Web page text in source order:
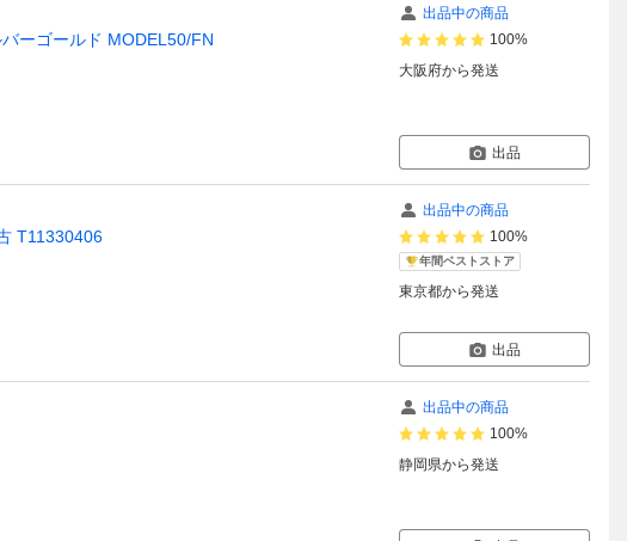
ーゴールド MODEL50/FN
出品中の商品
100%
大阪府から発送
出品
T11330406
出品中の商品
100%
年間ベストストア
東京都から発送
出品
出品中の商品
100%
静岡県から発送